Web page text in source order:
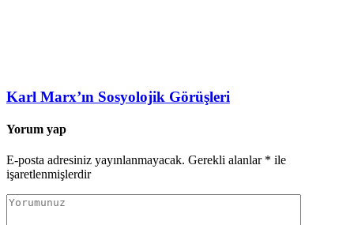
Karl Marx’ın Sosyolojik Görüşleri
Yorum yap
E-posta adresiniz yayınlanmayacak. Gerekli alanlar * ile
işaretlenmişlerdir